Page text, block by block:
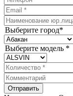
Выберите город*
Выберите модель *
Отправить